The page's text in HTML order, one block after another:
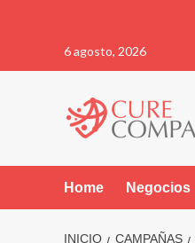
6 agosto, 2026
Home Negocios
INICIO CAMPAÑAS